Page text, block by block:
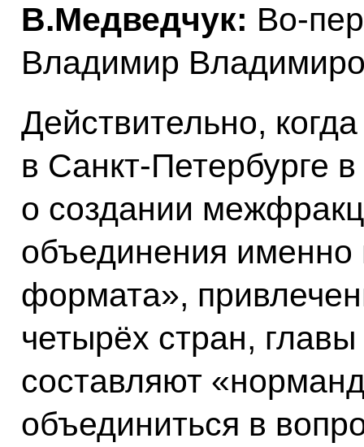
В.Медведчук: Во-
Владимир
Действительно,
в Санкт-Петербурге
о создании
объединения именно
формата»,
четырёх стран,
составляют
объединиться в